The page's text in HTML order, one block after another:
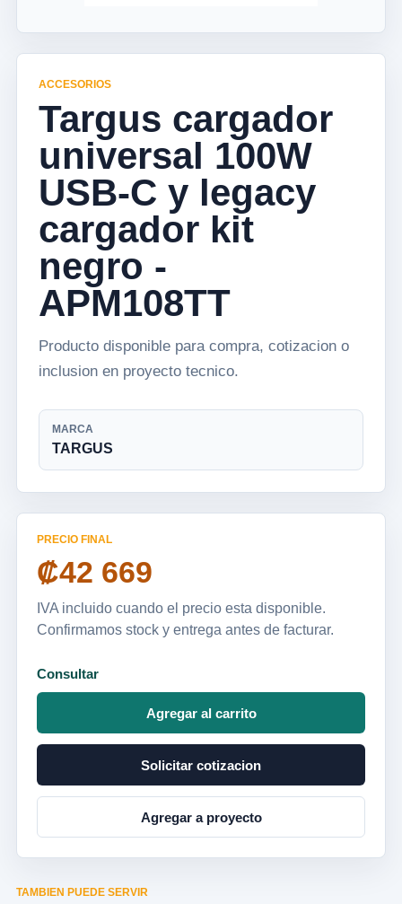
ACCESORIOS
Targus cargador
universal 100W
USB-C y legacy
cargador kit
negro -
APM108TT
Producto disponible para compra, cotizacion o
inclusion en proyecto tecnico.
MARCA
TARGUS
PRECIO FINAL
₡42 669
IVA incluido cuando el precio esta disponible.
Confirmamos stock y entrega antes de facturar.
Consultar
Agregar al carrito
Solicitar cotizacion
Agregar a proyecto
TAMBIEN PUEDE SERVIR